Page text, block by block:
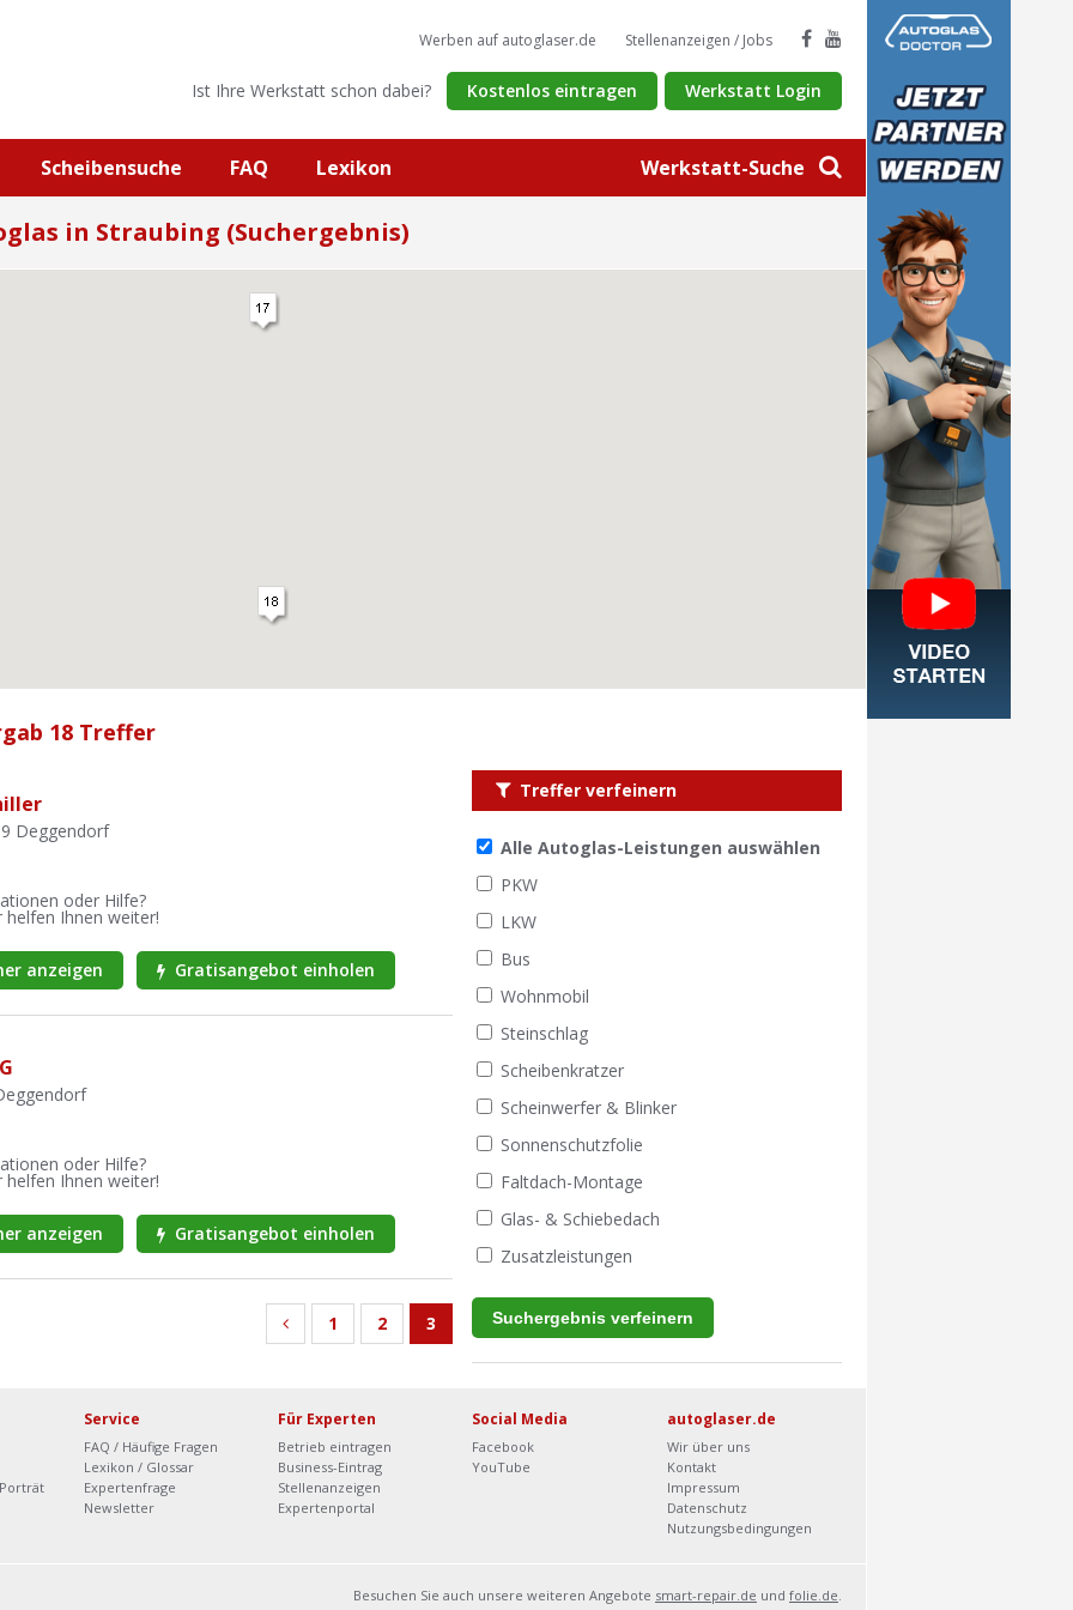
Werkstatt-Suche
Werben auf autoglaser.de Stellenanzeigen / Jobs
Ist Ihre Werkstatt schon dabei? Kostenlos eintragen Werkstatt Login
Scheibensuche FAQ Lexikon
in Straubing (Suchergebnis)
18 Treffer
Deggendorf
oder Hilfe?
helfen Ihnen weiter!
anzeigen Gratisangebot einholen
oder Hilfe?
helfen Ihnen weiter!
anzeigen Gratisangebot einholen
1 2 3
Treffer verfeinern
Alle Autoglas-Leistungen auswählen
PKW
LKW
Bus
Wohnmobil
Steinschlag
Scheibenkratzer
Scheinwerfer & Blinker
Sonnenschutzfolie
Faltdach-Montage
Glas- & Schiebedach
Zusatzleistungen
Service
FAQ / Häufige Fragen
Lexikon / Glossar
Expertenfrage
Newsletter
Für Experten
Betrieb eintragen
Business-Eintrag
Stellenanzeigen
Expertenportal
Social Media
Facebook
YouTube
autoglaser.de
Wir über uns
Kontakt
Impressum
Datenschutz
Nutzungsbedingungen
Besuchen Sie auch unsere weiteren Angebote smart-repair.de und folie.de.